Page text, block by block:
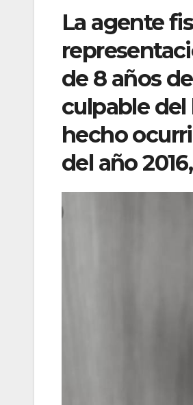
La agente
de 8 años
culpable del
hecho
del año